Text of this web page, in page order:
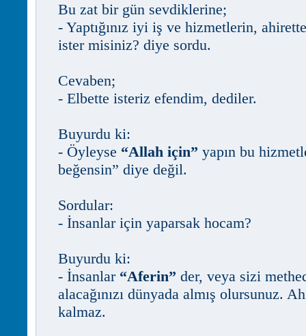
Bu zat bir gün sevdiklerine;
- Yaptığınız iyi iş ve hizmetlerin, ahirette
ister misiniz? diye sordu.
Cevaben;
- Elbette isteriz efendim, dediler.
Buyurdu ki:
- Öyleyse “Allah için” yapın bu
beğensin” diye değil.
Sordular:
- İnsanlar için yaparsak hocam?
Buyurdu ki:
- İnsanlar “Aferin” der, veya sizi
alacağınızı dünyada almış olursunuz.
kalmaz.